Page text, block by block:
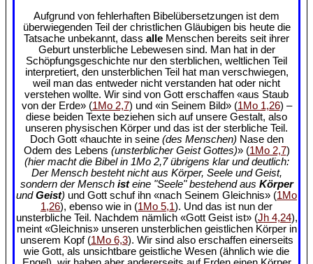
Aufgrund von fehlerhaften Bibelübersetzungen ist dem
überwiegenden Teil der christlichen Gläubigen bis heute die
Tatsache unbekannt, dass alle Menschen bereits seit ihrer
Geburt unsterbliche Lebewesen sind. Man hat in der
Schöpfungsgeschichte nur den sterblichen, weltlichen Teil
interpretiert, den unsterblichen Teil hat man verschwiegen,
weil man das entweder nicht verstanden hat oder nicht
verstehen wollte. Wir sind von Gott erschaffen «aus Staub
von der Erde» (1Mo 2,7) und «in Seinem Bild» (1Mo 1,26) –
diese beiden Texte beziehen sich auf unsere Gestalt, also
unseren physischen Körper und das ist der sterbliche Teil.
Doch Gott «hauchte in seine (des Menschen) Nase den
Odem des Lebens (unsterblicher Geist Gottes)» (1Mo 2,7)
(hier macht die Bibel in 1Mo 2,7 übrigens klar und deutlich:
Der Mensch besteht nicht aus Körper, Seele und Geist,
sondern der Mensch isteine "Seele" bestehend aus Körper
undGeist) und Gott schuf ihn «nach Seinem Gleichnis» (1Mo
1,26), ebenso wie in (1Mo 5,1). Und das ist nun der
unsterbliche Teil. Nachdem nämlich «Gott Geist ist» (Jh 4,24),
meint «Gleichnis» unseren unsterblichen geistlichen Körper in
unserem Kopf (1Mo 6,3). Wir sind also erschaffen einerseits
wie Gott, als unsichtbare geistliche Wesen (ähnlich wie die